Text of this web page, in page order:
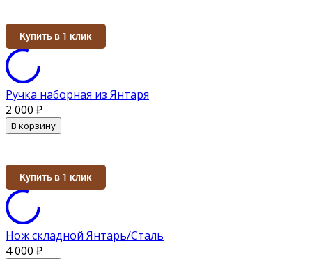
Купить в 1 клик
Ручка наборная из Янтаря
2 000 ₽
В корзину
Купить в 1 клик
Нож складной Янтарь/Сталь
4 000 ₽